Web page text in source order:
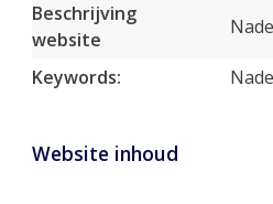
Beschrijving
website
Keywords:
Website inhoud